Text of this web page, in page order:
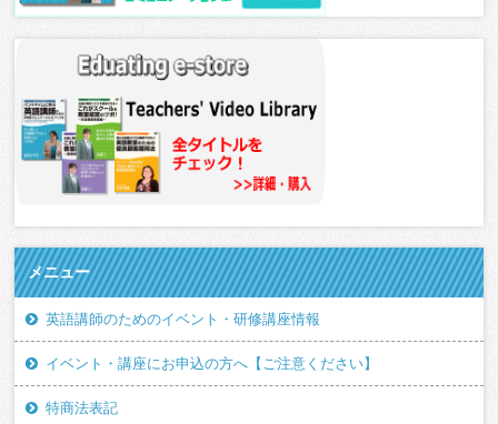
メニュー
英語講師のためのイベント・研修講座情報
イベント・講座にお申込の方へ【ご注意ください】
特商法表記